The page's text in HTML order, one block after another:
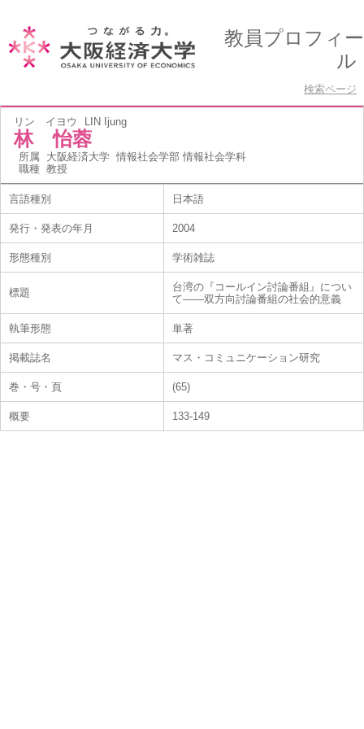
教員プロフィー
ル
検索ページ
リン イヨウ LIN Ijung
林 怡蓉
所属 大阪経済大学 情報社会学部 情報社会学科
職種 教授
言語種別 日本語
発行・発表の年月 2004
形態種別 学術雑誌
標題
台湾の『コールイン討論番組』につい
て――双方向討論番組の社会的意義
執筆形態 単著
掲載誌名 マス・コミュニケーション研究
巻・号・頁 (65)
概要 133-149